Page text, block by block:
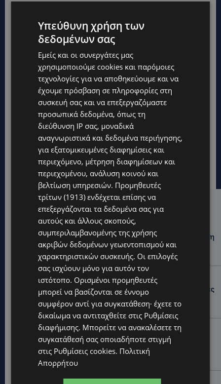
Hot this week
UPDATES
ΦΕΙΔΙΑΣ ΠΑΝΑΓΙΩΤΟΥ: Η εμφάνισή του στην εκδήλωση
για Ισαάκ και Σολωμού προκάλεσε αντιδράσεις –
«Ασέβεια προς τους νεκρούς»-(Φώτο)
UPDATES
ΔΗΜΟΣ ΛΑΤΣΙΩΝ – ΓΕΡΙΟΥ: Πάνω από 8.000 υπογραφές
κατά των Δομών Ανηλίκων – Ζητούν γραπτή
δέσμευση από το Κράτος
UPDATES
ΑΓΙΟΣ ΙΩΑΝΝΗΣ ΠΙΤΣΙΛΙΑΣ: Ξανανοίγει η πισίνα του
χωριού – Μια ανάσα δροσιάς για κατοίκους και
επισκέπτες
Υπεύθυνη χρήση των
δεδομένων σας
Εμείς και οι συνεργάτες μας
χρησιμοποιούμε cookies και παρόμοιες
τεχνολογίες για να αποθηκεύουμε και να
έχουμε πρόσβαση σε πληροφορίες στη
συσκευή σας και να επεξεργαζόμαστε
προσωπικά δεδομένα, όπως τη
διεύθυνση IP σας, μοναδικά
αναγνωριστικά και δεδομένα περιήγησης,
για εξατομικευμένες διαφημίσεις και
περιεχόμενο, μέτρηση διαφημίσεων και
περιεχομένου, ανάλυση κοινού και
βελτίωση υπηρεσιών. Προμηθευτές
τρίτων (1913) ενδέχεται επίσης να
επεξεργάζονται τα δεδομένα σας για
αυτούς και άλλους σκοπούς,
συμπεριλαμβανομένης της χρήσης
ακριβών δεδομένων γεωεντοπισμού και
χαρακτηριστικών συσκευής. Οι επιλογές
σας ισχύουν μόνο για αυτόν τον
ιστότοπο. Ορισμένοι προμηθευτές
μπορεί να βασίζονται σε έννομο
συμφέρον αντί για συγκατάθεση· έχετε το
δικαίωμα να αντιταχθείτε στις Ρυθμίσεις
διαφήμισης. Μπορείτε να ανακαλέσετε τη
συγκατάθεσή σας οποιαδήποτε στιγμή
στις Ρυθμίσεις cookies. Πολιτική
Απορρήτου